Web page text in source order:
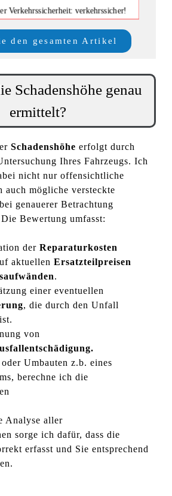
Verkehrssicherheit: verkehrssicher!
den gesamten Artikel
Schadenshöhe genau
ermittelt?
Schadenshöhe erfolgt durch
Ihres Fahrzeugs. Ich
nicht nur offensichtliche
auch mögliche versteckte
genauerer Betrachtung
Bewertung umfasst:
der Reparaturkosten
aktuellen Ersatzteilpreisen
.
einer eventuellen
, die durch den Unfall
von
Umbauten z.b. eines
berechne ich die
Analyse aller
sorge ich dafür, dass die
erfasst und Sie entsprechend